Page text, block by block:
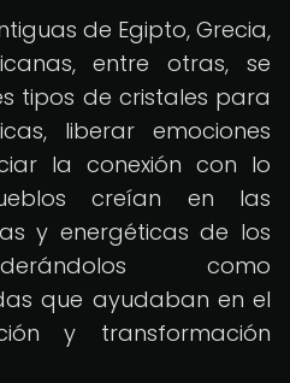
de Egipto, Grecia,
entre otras, se
tipos de cristales para
liberar emociones
la conexión con lo
creían en las
y energéticas de los
como
que ayudaban en el
y transformación